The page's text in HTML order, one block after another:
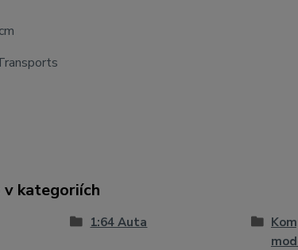
v kategoriích
1:64 Auta